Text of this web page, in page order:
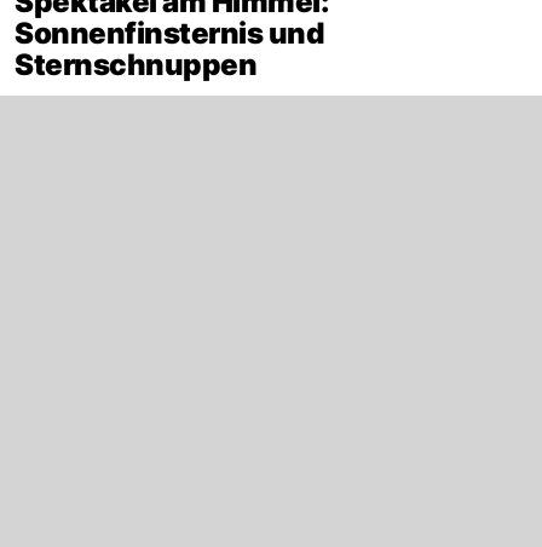
Sonnenfinsternis und
Sternschnuppen